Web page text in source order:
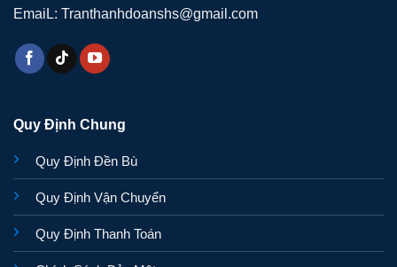
EmaiL: Tranthanhdoanshs@gmail.com
Quy Định Chung
Quy Định Đền Bù
Quy Định Vận Chuyển
Quy Định Thanh Toán